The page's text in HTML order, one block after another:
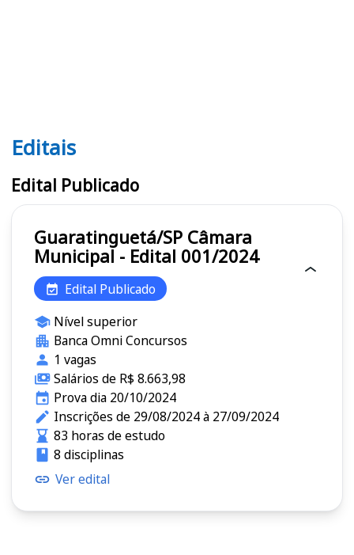
Editais
Editais
Edital Publicado
Guaratinguetá/SP Câmara
Municipal - Edital 001/2024
Edital Publicado
Nível superior
Banca Omni Concursos
1 vagas
Salários de R$ 8.663,98
Prova dia 20/10/2024
Inscrições de 29/08/2024 à 27/09/2024
83 horas de estudo
8 disciplinas
Ver edital